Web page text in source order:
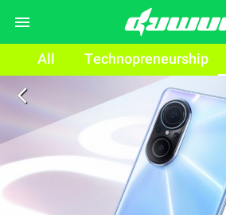
All Technopreneurship
arrow_back_ios